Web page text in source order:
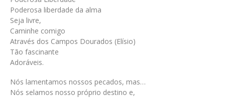
Poderosa liberdade da alma
Seja livre,
Caminhe comigo
Através dos Campos Dourados (Elísio)
Tão fascinante
Adoráveis.
Nós lamentamos nossos pecados, mas…
Nós selamos nosso próprio destino e,